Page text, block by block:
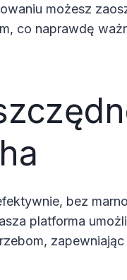
możesz
co naprawdę
bez
platforma